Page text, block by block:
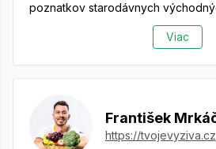
poznatkov starodávnych
Viac
František
https://tvojevyziva.cz